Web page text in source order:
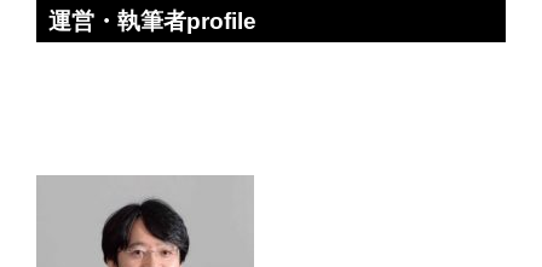
運営・執筆者profile